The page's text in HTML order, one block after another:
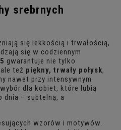
srebrnych
się lekkością i trwałością,
się w codziennym
gwarantuje nie tylko
też piękny, trwały połysk,
nawet przy intensywnym
dla kobiet, które lubią
dnia – subtelną, a
wzorów i motywów.